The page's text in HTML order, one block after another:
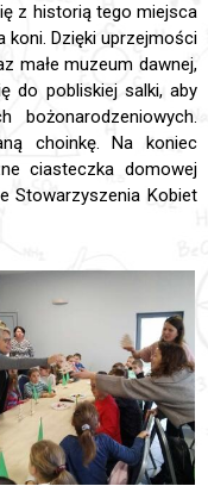
z historią tego miejsca
koni. Dzięki uprzejmości
małe muzeum dawnej,
do pobliskiej salki, aby
bożonarodzeniowych.
choinkę. Na koniec
ciasteczka domowej
Stowarzyszenia Kobiet